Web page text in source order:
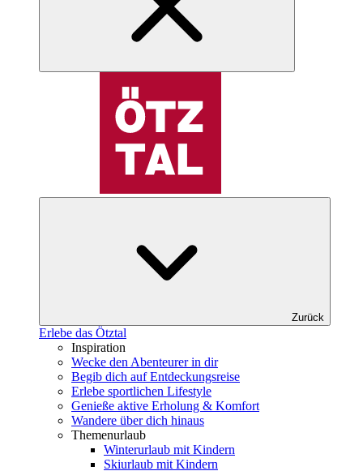
Zurück
Erlebe das Ötztal
Inspiration
Wecke den Abenteurer in dir
Begib dich auf Entdeckungsreise
Erlebe sportlichen Lifestyle
Genieße aktive Erholung & Komfort
Wandere über dich hinaus
Themenurlaub
Winterurlaub mit Kindern
Skiurlaub mit Kindern